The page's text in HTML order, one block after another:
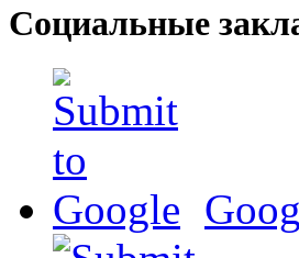
Социальные